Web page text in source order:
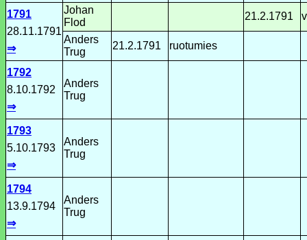
1791
28.11.1791
⇒
Johan
Flod
21.2.1791
Anders
Trug
21.2.1791 ruotumies
1792
8.10.1792
⇒
Anders
Trug
1793
5.10.1793
⇒
Anders
Trug
1794
13.9.1794
⇒
Anders
Trug